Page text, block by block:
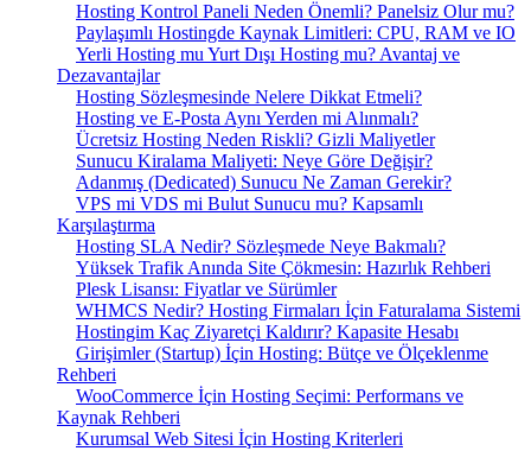
Hosting Kontrol Paneli Neden Önemli? Panelsiz Olur mu?
Paylaşımlı Hostingde Kaynak Limitleri: CPU, RAM ve IO
Yerli Hosting mu Yurt Dışı Hosting mu? Avantaj ve
Dezavantajlar
Hosting Sözleşmesinde Nelere Dikkat Etmeli?
Hosting ve E-Posta Aynı Yerden mi Alınmalı?
Ücretsiz Hosting Neden Riskli? Gizli Maliyetler
Sunucu Kiralama Maliyeti: Neye Göre Değişir?
Adanmış (Dedicated) Sunucu Ne Zaman Gerekir?
VPS mi VDS mi Bulut Sunucu mu? Kapsamlı
Karşılaştırma
Hosting SLA Nedir? Sözleşmede Neye Bakmalı?
Yüksek Trafik Anında Site Çökmesin: Hazırlık Rehberi
Plesk Lisansı: Fiyatlar ve Sürümler
WHMCS Nedir? Hosting Firmaları İçin Faturalama Sistemi
Hostingim Kaç Ziyaretçi Kaldırır? Kapasite Hesabı
Girişimler (Startup) İçin Hosting: Bütçe ve Ölçeklenme
Rehberi
WooCommerce İçin Hosting Seçimi: Performans ve
Kaynak Rehberi
Kurumsal Web Sitesi İçin Hosting Kriterleri